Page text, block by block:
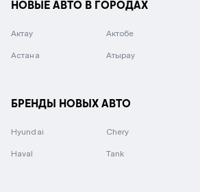
НОВЫЕ АВТО В ГОРОДАХ
Актау Актобе
Астана Атырау
БРЕНДЫ НОВЫХ АВТО
Hyundai Chery
Haval Tank